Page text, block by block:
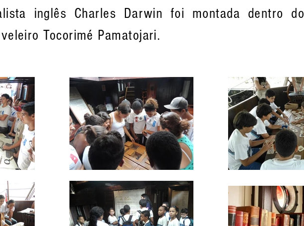
inglês Charles Darwin foi montada dentro do
Tocorimé Pamatojari.